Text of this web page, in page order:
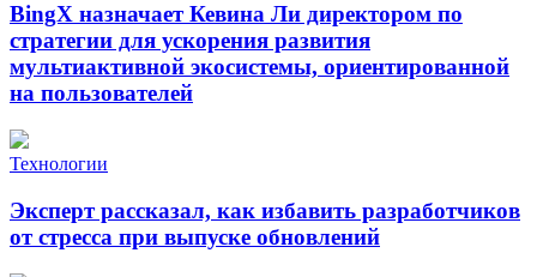
BingX назначает Кевина Ли директором по
стратегии для ускорения развития
мультиактивной экосистемы, ориентированной
на пользователей
Технологии
Эксперт рассказал, как избавить разработчиков
от стресса при выпуске обновлений